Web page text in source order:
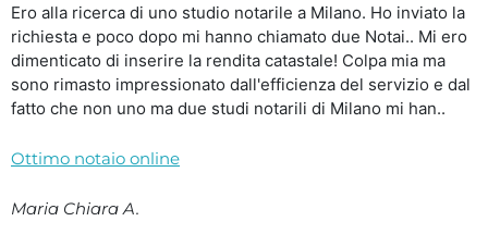
Ero alla ricerca di uno studio notarile a Milano. Ho inviato la
richiesta e poco dopo mi hanno chiamato due Notai.. Mi ero
dimenticato di inserire la rendita catastale! Colpa mia ma
sono rimasto impressionato dall'efficienza del servizio e dal
fatto che non uno ma due studi notarili di Milano mi han..
Ottimo notaio online
Maria Chiara A.